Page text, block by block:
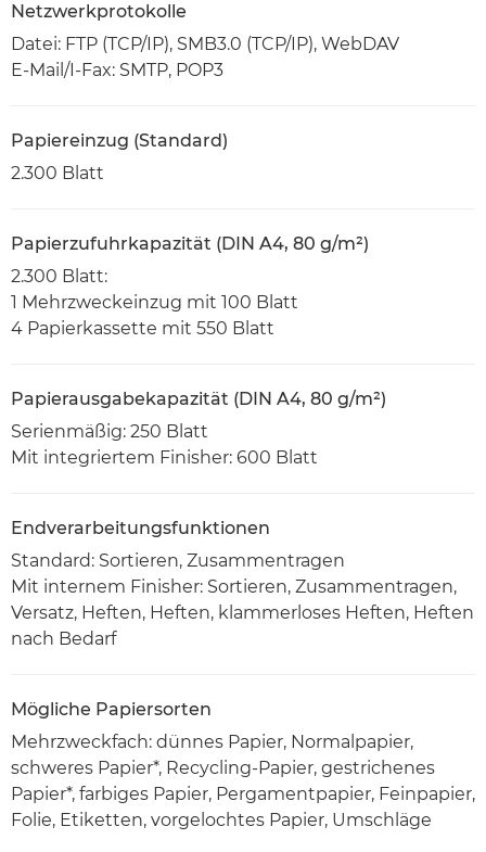
Netzwerkprotokolle
Datei: FTP (TCP/IP), SMB3.0 (TCP/IP), WebDAV
E-Mail/I-Fax: SMTP, POP3
Papiereinzug (Standard)
2.300 Blatt
Papierzufuhrkapazität (DIN A4, 80 g/m²)
2.300 Blatt:
1 Mehrzweckeinzug mit 100 Blatt
4 Papierkassette mit 550 Blatt
Papierausgabekapazität (DIN A4, 80 g/m²)
Serienmäßig: 250 Blatt
Mit integriertem Finisher: 600 Blatt
Endverarbeitungsfunktionen
Standard: Sortieren, Zusammentragen
Mit internem Finisher: Sortieren, Zusammentragen,
Versatz, Heften, Heften, klammerloses Heften, Heften
nach Bedarf
Mögliche Papiersorten
Mehrzweckfach: dünnes Papier, Normalpapier,
schweres Papier*, Recycling-Papier, gestrichenes
Papier*, farbiges Papier, Pergamentpapier, Feinpapier,
Folie, Etiketten, vorgelochtes Papier, Umschläge